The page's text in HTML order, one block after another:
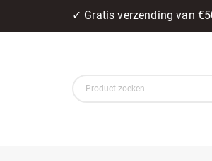
✓ Gratis verzending van